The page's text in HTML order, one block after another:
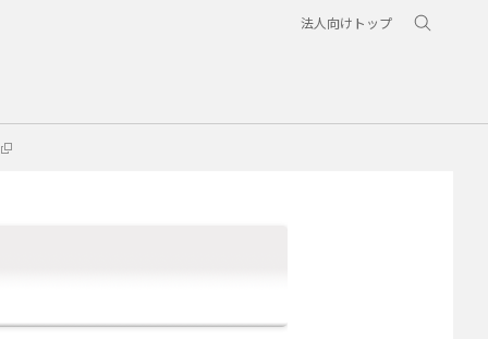
法人向けトップ